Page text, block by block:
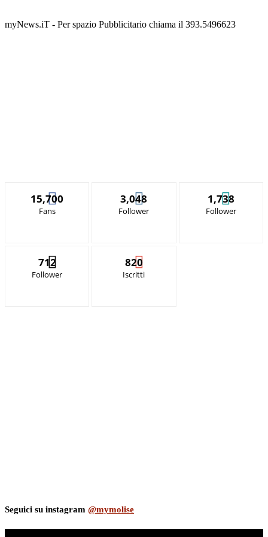
myNews.iT - Per spazio Pubblicitario chiama il 393.5496623
15,700
Fans
3,048
Follower
1,738
Follower
712
Follower
820
Iscritti
Seguici su instagram @mymolise